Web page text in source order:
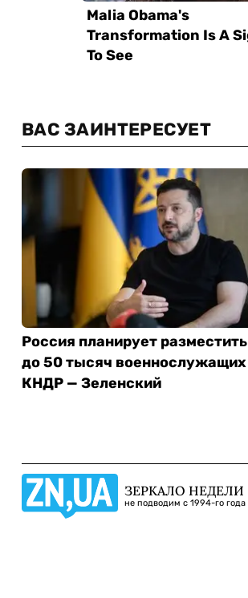
ВАС ЗАИНТЕРЕСУЕТ
Россия планирует разместить
до 50 тысяч военнослужащих
КНДР — Зеленский
ЗЕРКАЛО НЕДЕЛИ
не подводим с 1994-го года